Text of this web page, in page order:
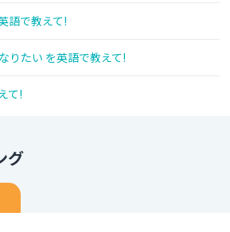
語で教えて!
りたい を英語で教えて!
て!
グ